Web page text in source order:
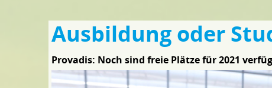
Ausbildung oder
Provadis: Noch sind freie Plätze für 2021